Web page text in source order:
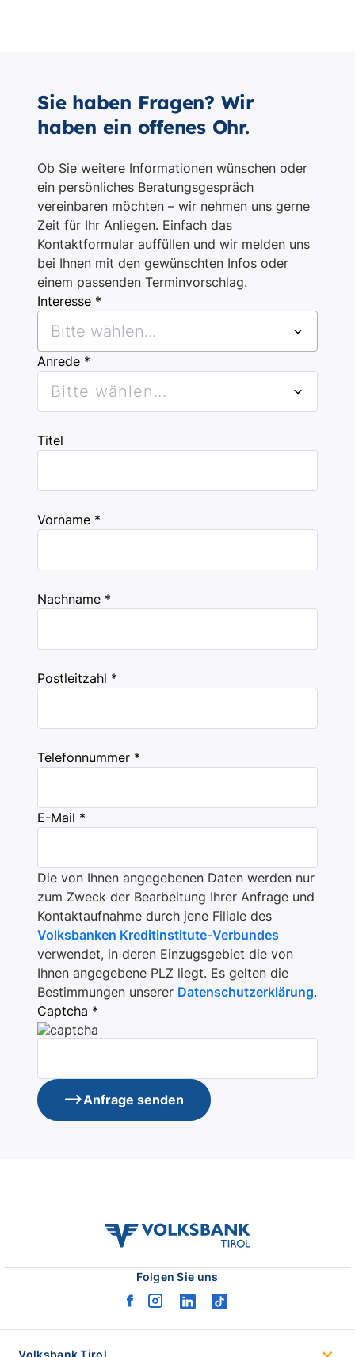
Sie haben Fragen? Wir
haben ein offenes Ohr.
Ob Sie weitere Informationen wünschen oder
ein persönliches Beratungsgespräch
vereinbaren möchten – wir nehmen uns gerne
Zeit für Ihr Anliegen. Einfach das
Kontaktformular auffüllen und wir melden uns
bei Ihnen mit den gewünschten Infos oder
einem passenden Terminvorschlag.
Interesse *
Bitte wählen...
Anrede *
Bitte wählen...
Titel
Vorname *
Nachname *
Postleitzahl *
Telefonnummer *
E-Mail *
Die von Ihnen angegebenen Daten werden nur
zum Zweck der Bearbeitung Ihrer Anfrage und
Kontaktaufnahme durch jene Filiale des
Volksbanken Kreditinstitute-Verbundes
verwendet, in deren Einzugsgebiet die von
Ihnen angegebene PLZ liegt. Es gelten die
Bestimmungen unserer Datenschutzerklärung.
Captcha *
Anfrage senden
volksbank
Folgen Sie uns
facebook
instagram
linkedintiktok
Volksbank Tirol